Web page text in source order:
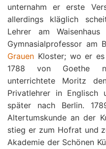
unternahm er erste
allerdings kläglich
Lehrer am
Gymnasialprofessor am
Grauen Kloster; wo er
1788 von Goethe
unterrichtete Moritz
Privatlehrer in
später nach Berlin.
Altertumskunde an der
stieg er zum Hofrat und
Akademie der Schönen